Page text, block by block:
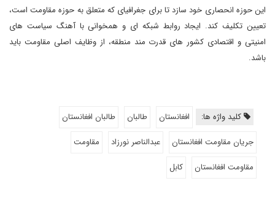
این حوزه انحصاری خود سازد تا برای جغرافیای که متعلق به حوزه مقاومت است،
تعیین تکلیف کند. ایجاد روابط شبکه ای و همخوانی با آهنگ سیاست های
امنیتی و اقتصادی کشور های قدرت مند منطقه، از وظایف اصلی مقاومت باید
باشد.
کلید واژه ها: افغانستان طالبان
طالبان افغانستان
جریان مقاومت افغانستان
عبدالناصر نورزاد
مقاومت
مقاومت افغانستان
کابل